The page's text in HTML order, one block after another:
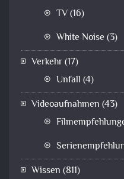
TV(16)
White Noise (3)
Verkehr(17)
Unfall (4)
Videoaufnahmen (43)
Wissen (811)